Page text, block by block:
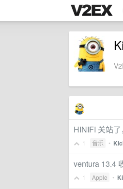
HINIFI 关站
1 音乐 •
ventura 13.4
1 Apple •